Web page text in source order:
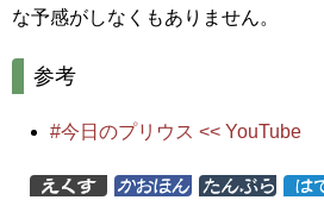
な予感がしなくもありません。
参考
#今日のプリウス << YouTube